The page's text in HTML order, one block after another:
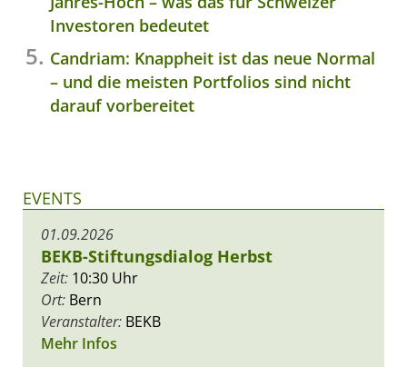
Investoren bedeutet
Candriam: Knappheit ist das neue Normal
– und die meisten Portfolios sind nicht
darauf vorbereitet
EVENTS
01.09.2026
BEKB-Stiftungsdialog Herbst
Zeit: 10:30 Uhr
Ort: Bern
Veranstalter: BEKB
Mehr Infos